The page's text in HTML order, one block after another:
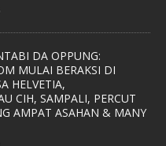
DA OPPUNG:
MULAI BERAKSI DI
HELVETIA,
CIH, SAMPALI, PERCUT
AMPAT ASAHAN & MANY